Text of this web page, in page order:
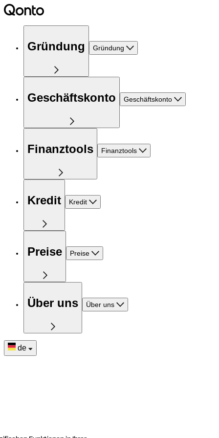
Gründung Gründung
Geschäftskonto Geschäftskonto
Finanztools Finanztools
Kredit Kredit
Preise Preise
Über uns Über uns
de